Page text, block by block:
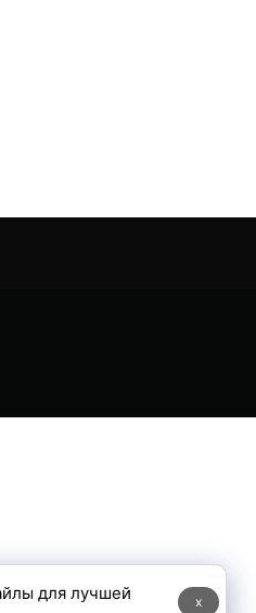
x
для лучшей